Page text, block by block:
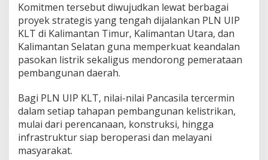
Komitmen tersebut diwujudkan lewat berbagai
proyek strategis yang tengah dijalankan PLN UIP
KLT di Kalimantan Timur, Kalimantan Utara, dan
Kalimantan Selatan guna memperkuat keandalan
pasokan listrik sekaligus mendorong pemerataan
pembangunan daerah.
Bagi PLN UIP KLT, nilai-nilai Pancasila tercermin
dalam setiap tahapan pembangunan kelistrikan,
mulai dari perencanaan, konstruksi, hingga
infrastruktur siap beroperasi dan melayani
masyarakat.